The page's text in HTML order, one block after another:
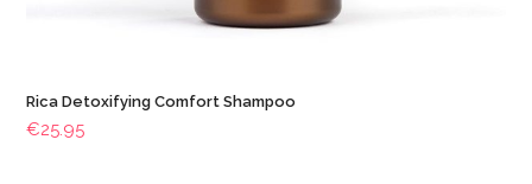
Rica Detoxifying Comfort Shampoo
€25.95